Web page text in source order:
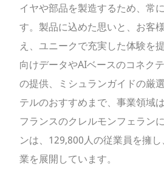
イヤや部品を製造するため、常
す。製品に込めた思いと、お客
え、ユニークで充実した体験を
向けデータやAIベースのコネク
の提供、ミシュランガイドの厳
テルのおすすめまで、事業領域
フランスのクレルモンフェラン
ンは、129,800人の従業員を擁
業を展開しています。